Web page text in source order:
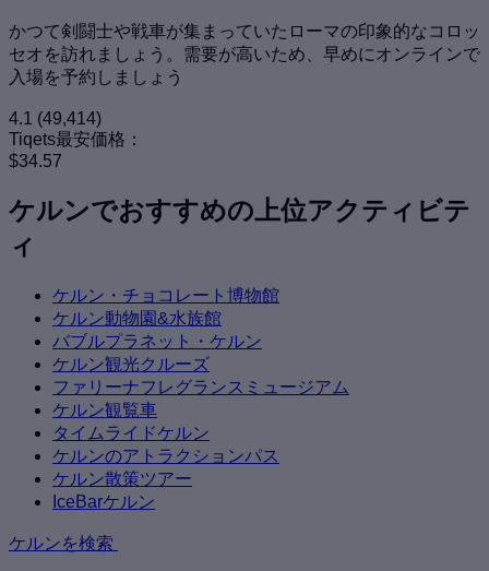
かつて剣闘士や戦車が集まっていたローマの印象的なコロッ
セオを訪れましょう。需要が高いため、早めにオンラインで
入場を予約しましょう
4.1 (49,414)
Tiqets最安価格：
$34.57
ケルンでおすすめの上位アクティビテ
ィ
ケルン・チョコレート博物館
ケルン動物園&水族館
バブルプラネット・ケルン
ケルン観光クルーズ
ファリーナフレグランスミュージアム
ケルン観覧車
タイムライドケルン
ケルンのアトラクションパス
ケルン散策ツアー
IceBarケルン
ケルンを検索